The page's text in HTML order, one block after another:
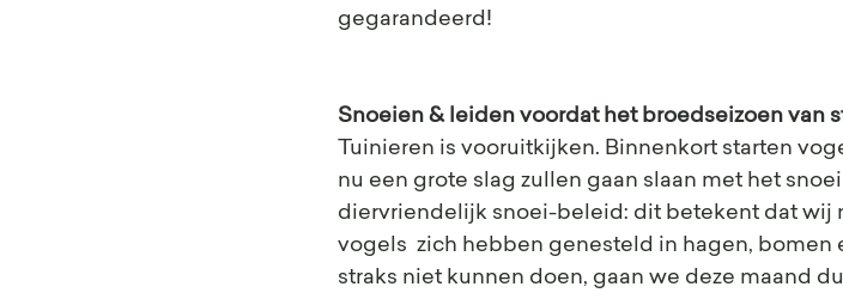
gegarandeerd!
Snoeien & leiden voordat het broedseizoen van
Tuinieren is vooruitkijken. Binnenkort starten
nu een grote slag zullen gaan slaan met het
diervriendelijk snoei-beleid: dit betekent dat wij
vogels  zich hebben genesteld in hagen, bomen
straks niet kunnen doen, gaan we deze maand